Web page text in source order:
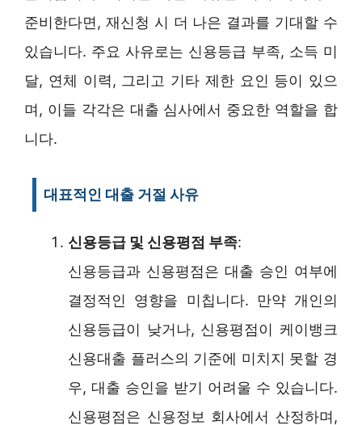
준비한다면, 재신청 시 더 나은 결과를 기대할 수
있습니다. 주요 사유로는 신용등급 부족, 소득 미
달, 연체 이력, 그리고 기타 제한 요인 등이 있으
며, 이들 각각은 대출 심사에서 중요한 역할을 합
니다.
대표적인 대출 거절 사유
신용등급 및 신용평점 부족:
신용등급과 신용평점은 대출 승인 여부에
결정적인 영향을 미칩니다. 만약 개인의
신용등급이 낮거나, 신용평점이 케이뱅크
신용대출 플러스의 기준에 미치지 못할 경
우, 대출 승인을 받기 어려울 수 있습니다.
신용평점은 신용정보 회사에서 산정하며,